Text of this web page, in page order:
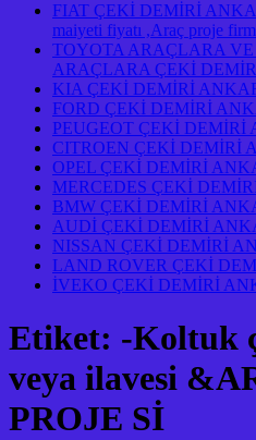
FIAT ÇEKİ DEMİRİ
maiyeti fiyatı ,Araç proje
TOYOTA ARAÇLARA
ARAÇLARA ÇEKİ
KIA ÇEKİ DEMİRİ
FORD ÇEKİ DEMİRİ
PEUGEOT ÇEKİ DEMİRİ
CITROEN ÇEKİ DEMİRİ
OPEL ÇEKİ DEMİRİ
MERCEDES ÇEKİ
BMW ÇEKİ DEMİRİ
AUDİ ÇEKİ DEMİRİ
NISSAN ÇEKİ DEMİRİ
LAND ROVER ÇEKİ
İVEKO ÇEKİ DEMİRİ
Etiket: -Koltuk
veya ilavesi
PROJE Sİ